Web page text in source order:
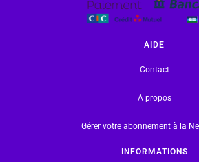
AIDE
Contact
A propos
Gérer votre abonnement à la
INFORMATIONS